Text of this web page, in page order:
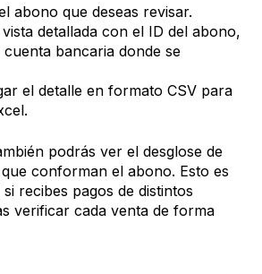
abono que deseas revisar.
detallada con el ID del abono,
bancaria donde se
el detalle en formato CSV para
podrás ver el desglose de
conforman el abono. Esto es
recibes pagos de distintos
verificar cada venta de forma